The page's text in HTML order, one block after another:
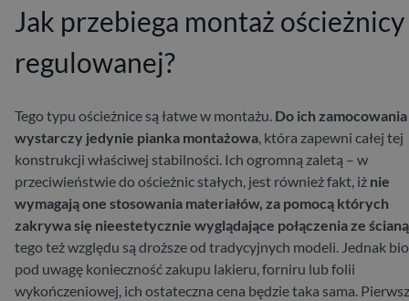
Jak przebiega montaż ościeżnicy
regulowanej?
Tego typu ościeżnice są łatwe w montażu. Do ich zamocowania
wystarczy jedynie pianka montażowa, która zapewni całej tej
konstrukcji właściwej stabilności. Ich ogromną zaletą – w
przeciwieństwie do ościeżnic stałych, jest również fakt, iż nie
wymagają one stosowania materiałów, za pomocą których
zakrywa się nieestetycznie wyglądające połączenia ze
tego też względu są droższe od tradycyjnych modeli. Jednak
pod uwagę konieczność zakupu lakieru, forniru lub folii
wykończeniowej, ich ostateczna cena będzie taka sama.